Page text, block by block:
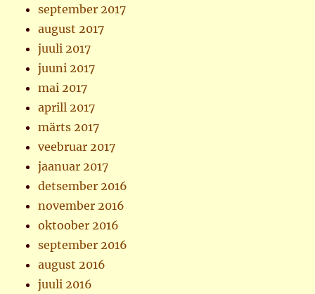
september 2017
august 2017
juuli 2017
juuni 2017
mai 2017
aprill 2017
märts 2017
veebruar 2017
jaanuar 2017
detsember 2016
november 2016
oktoober 2016
september 2016
august 2016
juuli 2016